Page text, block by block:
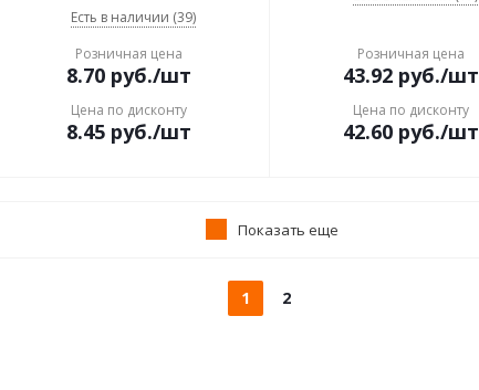
Есть в наличии (39)
Розничная цена
8.70 руб./шт
Цена по дисконту
8.45 руб./шт
Розничная цена
43.92 руб./шт
Цена по дисконту
42.60 руб./шт
Показать еще
1 2